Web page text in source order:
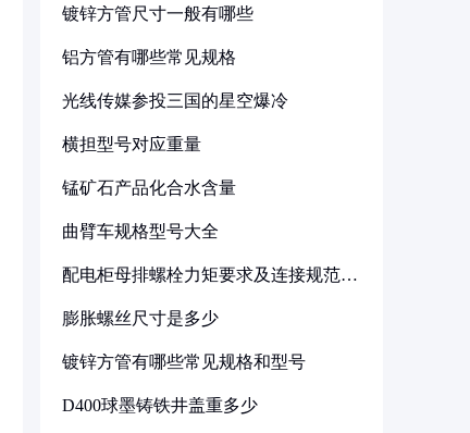
镀锌方管尺寸一般有哪些
铝方管有哪些常见规格
光线传媒参投三国的星空爆冷
横担型号对应重量
锰矿石产品化合水含量
曲臂车规格型号大全
配电柜母排螺栓力矩要求及连接规范详
膨胀螺丝尺寸是多少
镀锌方管有哪些常见规格和型号
D400球墨铸铁井盖重多少